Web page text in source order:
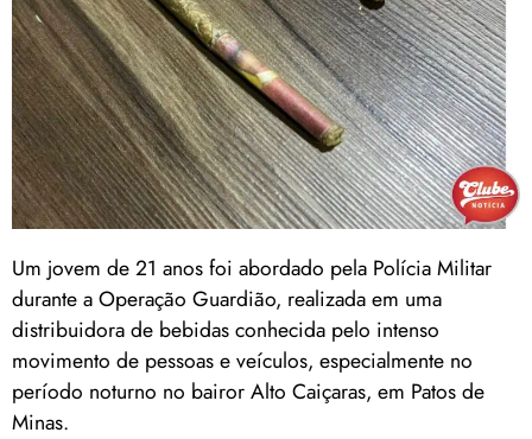
Um jovem de 21 anos foi abordado pela Polícia Militar
durante a Operação Guardião, realizada em uma
distribuidora de bebidas conhecida pelo intenso
movimento de pessoas e veículos, especialmente no
período noturno no bairor Alto Caiçaras, em Patos de
Minas.